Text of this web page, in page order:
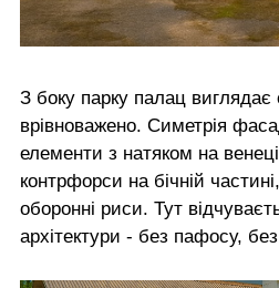
З боку парку палац виглядає
врівноважено. Симетрія
елементи з натяком на
контрфорси на бічній
оборонні риси. Тут
архітектури - без пафосу,